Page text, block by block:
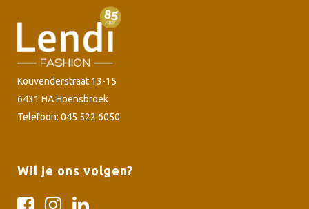
Kouvenderstraat 13-15
6431 HA Hoensbroek
Telefoon: 045 522 6050
Wil je ons volgen?